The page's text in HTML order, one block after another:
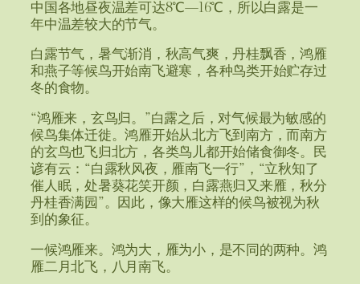
中国各地昼夜温差可达8℃—16℃，所以白露是一
年中温差较大的节气。
白露节气，暑气渐消，秋高气爽，丹桂飘香，鸿雁
和燕子等候鸟开始南飞避寒，各种鸟类开始贮存过
冬的食物。
“鸿雁来，玄鸟归。”白露之后，对气候最为敏感的
候鸟集体迁徙。鸿雁开始从北方飞到南方，而南方
的玄鸟也飞归北方，各类鸟儿都开始储食御冬。民
谚有云：“白露秋风夜，雁南飞一行”，“立秋知了
催人眠，处暑葵花笑开颜，白露燕归又来雁，秋分
丹桂香满园”。因此，像大雁这样的候鸟被视为秋
到的象征。
一候鸿雁来。鸿为大，雁为小，是不同的两种。鸿
雁二月北飞，八月南飞。